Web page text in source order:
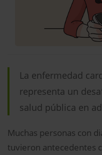
La enfermedad
representa un
salud pública en
Muchas personas con
tuvieron antecedentes